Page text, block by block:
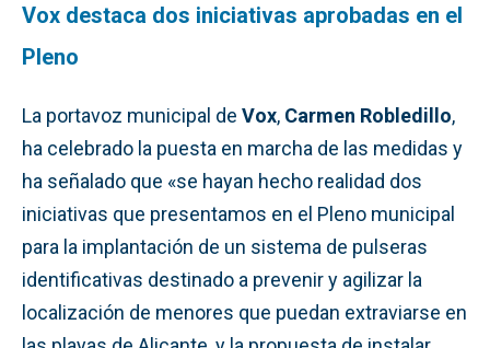
Vox destaca dos iniciativas aprobadas en el
Pleno
La portavoz municipal de Vox, Carmen Robledillo,
ha celebrado la puesta en marcha de las medidas y
ha señalado que «se hayan hecho realidad dos
iniciativas que presentamos en el Pleno municipal
para la implantación de un sistema de pulseras
identificativas destinado a prevenir y agilizar la
localización de menores que puedan extraviarse en